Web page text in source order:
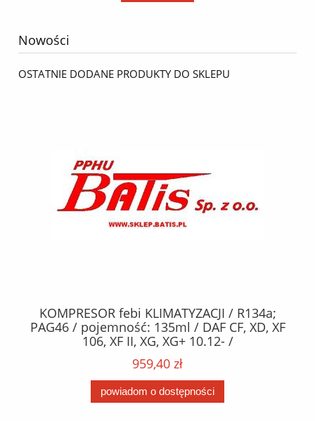
Nowości
OSTATNIE DODANE PRODUKTY DO SKLEPU
KOMPRESOR febi KLIMATYZACJI / R134a;
PAG46 / pojemność: 135ml / DAF CF, XD, XF
106, XF II, XG, XG+ 10.12- /
959,40 zł
powiadom o dostępności